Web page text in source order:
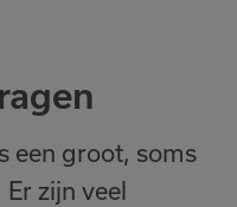
een groot, soms
zijn veel